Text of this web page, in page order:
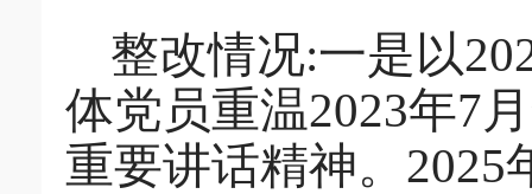
整改情况:一是以
体党员重温2023年7
重要讲话精神。2025